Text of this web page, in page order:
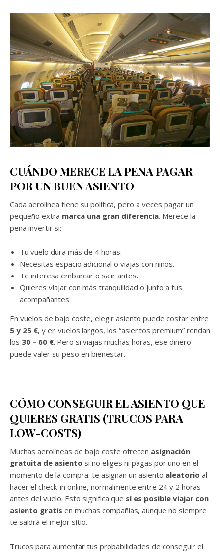
CUÁNDO MERECE LA PENA PAGAR
POR UN BUEN ASIENTO
Cada aerolínea tiene su política, pero a veces pagar un
pequeño extra marca una gran diferencia. Merece la
pena invertir si:
Tu vuelo dura más de 4 horas.
Necesitas espacio adicional o viajas con niños.
Te interesa embarcar o salir antes.
Quieres viajar con más tranquilidad o junto a tus
acompañantes.
En vuelos de bajo coste, elegir asiento puede costar entre
5 y 25 €, y en vuelos largos, los “asientos premium” rondan
los 30 – 60 €. Pero si viajas muchas horas, ese dinero
puede valer su peso en bienestar.
CÓMO CONSEGUIR EL ASIENTO QUE
QUIERES GRATIS (TRUCOS PARA
LOW-COSTS)
Muchas aerolíneas de bajo coste ofrecen asignación
gratuita de asiento si no eliges ni pagas por uno en el
momento de la compra: te asignan un asiento aleatorio al
hacer el check-in online, normalmente entre 24 y 2 horas
antes del vuelo. Esto significa que sí es posible viajar con
asiento gratis en muchas compañías, aunque no siempre
te saldrá el mejor sitio.
Trucos para aumentar tus probabilidades de conseguir el